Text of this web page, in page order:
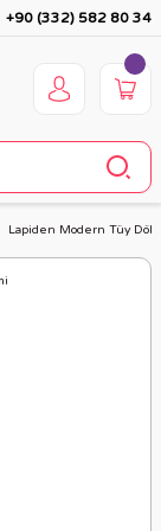
+90 (332) 582 80 34
Lapiden Modern Tüy